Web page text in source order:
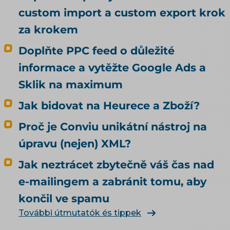
najdete, bývá pořád stejná: dejte do pořádku
produktová data. Je to dobrá rada, jen
myslí. Kvalitní data rozhodují o tom, jestli vás
umělá inteligence doporučí. To, jestli u vás
agent nakoupí, neovlivní ani trochu. Tenhle
článek je proto o nakupování, ne o
doporučování. Odpovídá na tři otázky: Může u
nikde nepovolil? Co bych musel udělat, aby u
mě mohl nakupovat oficiálně, a vyplatí se to?
jiného, než měl? Jak vás má umělá inteligence
vůbec najít a doporučit, řeší téma SEO a UX pro
e-shop. Čím konkrétně naplnit produktová
data, rozebírá téma produktové feedy a
napojení e-shopu.
custom import a custom export krok
za krokem
Doplňte PPC feed o důležité
informace a vytěžte Google Ads a
Sklik na maximum
Jak bidovat na Heurece a Zboží?
Proč je Conviu unikátní nástroj na
úpravu (nejen) XML?
Jak neztrácet zbytečně váš čas nad
e-mailingem a zabránit tomu, aby
končil ve spamu
További útmutatók és tippek